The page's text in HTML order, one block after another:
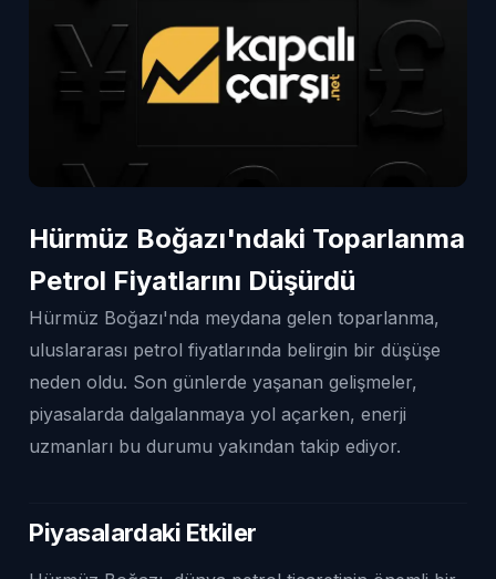
Hürmüz Boğazı'ndaki Toparlanma
Petrol Fiyatlarını Düşürdü
Hürmüz Boğazı'nda meydana gelen toparlanma,
uluslararası petrol fiyatlarında belirgin bir düşüşe
neden oldu. Son günlerde yaşanan gelişmeler,
piyasalarda dalgalanmaya yol açarken, enerji
uzmanları bu durumu yakından takip ediyor.
Piyasalardaki Etkiler